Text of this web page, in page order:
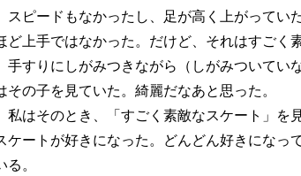
スピードもなかったし、足が高く上がってい
ど上手ではなかった。だけど、それはすごく
手すりにしがみつきながら（しがみついてい
その子を見ていた。綺麗だなあと思った。
私はそのとき、「すごく素敵なスケート」を
ケートが好きになった。どんどん好きになっ
る。